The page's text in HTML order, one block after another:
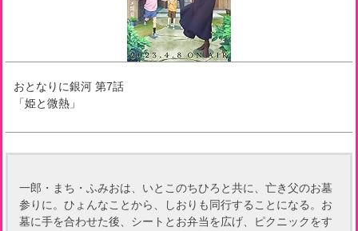
おとなりに銀河 第7話
「姫と微熱 」
一郎・まち・ふみおは、いとこのちひろと共に、亡き父のお墓
参りに。ひょんなことから、しおりも同行することになる。お
墓に手を合わせた後、シートとお弁当を広げ、ピクニックをす